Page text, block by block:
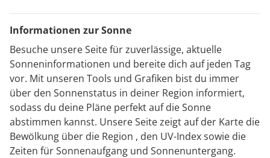
Informationen zur Sonne
Besuche unsere Seite für zuverlässige, aktuelle
Sonneninformationen und bereite dich auf jeden Tag
vor. Mit unseren Tools und Grafiken bist du immer
über den Sonnenstatus in deiner Region informiert,
sodass du deine Pläne perfekt auf die Sonne
abstimmen kannst. Unsere Seite zeigt auf der Karte die
Bewölkung über die Region , den UV-Index sowie die
Zeiten für Sonnenaufgang und Sonnenuntergang.